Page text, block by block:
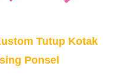
Tutup Kotak
Ponsel